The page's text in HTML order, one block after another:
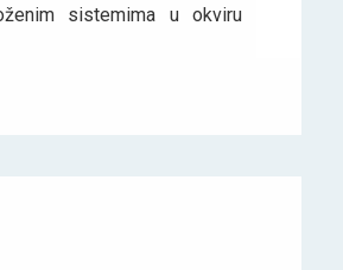
sistemima u okviru